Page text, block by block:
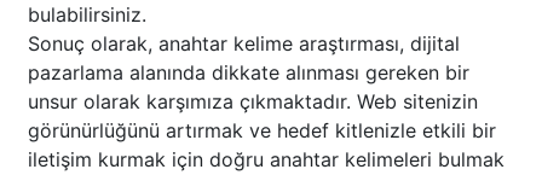
bulabilirsiniz.
Sonuç olarak, anahtar kelime araştırması, dijital
pazarlama alanında dikkate alınması gereken bir
unsur olarak karşımıza çıkmaktadır. Web sitenizin
görünürlüğünü artırmak ve hedef kitlenizle etkili bir
iletişim kurmak için doğru anahtar kelimeleri bulmak